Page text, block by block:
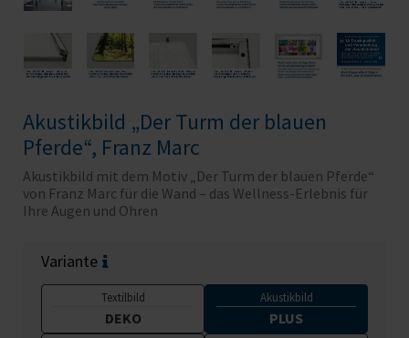
Akustikbild „Der Turm der blauen
Pferde“, Franz Marc
Akustikbild mit dem Motiv „Der Turm der blauen Pferde“
von Franz Marc für die Wand – das Wellness-Erlebnis für
Ihre Augen und Ohren
Variante
Textilbild
DEKO
Akustikbild
PLUS